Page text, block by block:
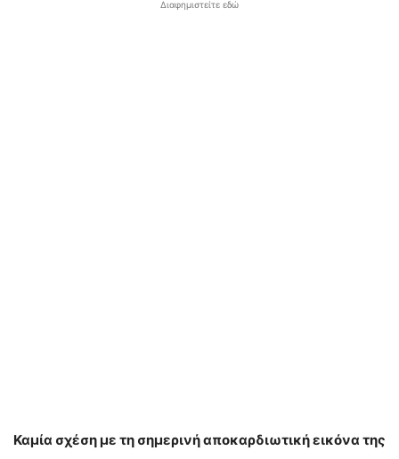
Διαφημιστείτε εδώ
Καμία σχέση με τη σημερινή αποκαρδιωτική εικόνα της